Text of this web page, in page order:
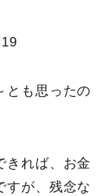
とも思ったの
きれば、お金
すが、残念な